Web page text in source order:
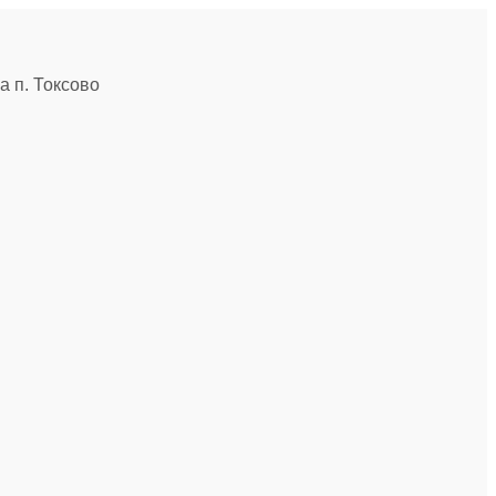
п. Токсово